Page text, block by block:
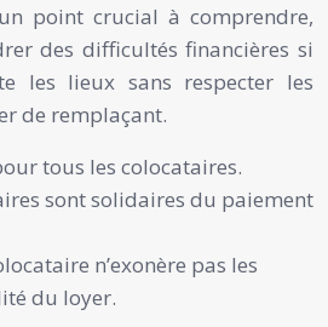
point crucial à comprendre,
des difficultés financières si
les lieux sans respecter les
de remplaçant.
tous les colocataires.
sont solidaires du paiement
n’exonère pas les
du loyer.